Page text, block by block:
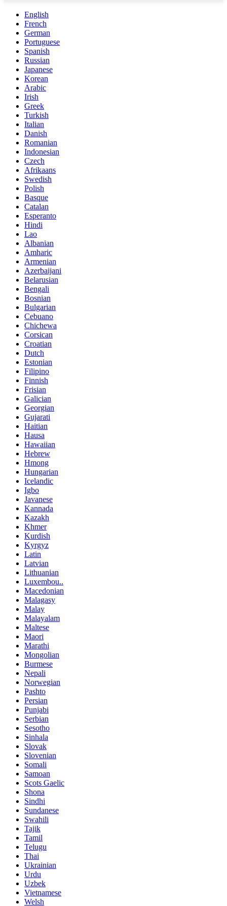
English
French
German
Portuguese
Spanish
Russian
Japanese
Korean
Arabic
Irish
Greek
Turkish
Italian
Danish
Romanian
Indonesian
Czech
Afrikaans
Swedish
Polish
Basque
Catalan
Esperanto
Hindi
Lao
Albanian
Amharic
Armenian
Azerbaijani
Belarusian
Bengali
Bosnian
Bulgarian
Cebuano
Chichewa
Corsican
Croatian
Dutch
Estonian
Filipino
Finnish
Frisian
Galician
Georgian
Gujarati
Haitian
Hausa
Hawaiian
Hebrew
Hmong
Hungarian
Icelandic
Igbo
Javanese
Kannada
Kazakh
Khmer
Kurdish
Kyrgyz
Latin
Latvian
Lithuanian
Luxembou..
Macedonian
Malagasy
Malay
Malayalam
Maltese
Maori
Marathi
Mongolian
Burmese
Nepali
Norwegian
Pashto
Persian
Punjabi
Serbian
Sesotho
Sinhala
Slovak
Slovenian
Somali
Samoan
Scots Gaelic
Shona
Sindhi
Sundanese
Swahili
Tajik
Tamil
Telugu
Thai
Ukrainian
Urdu
Uzbek
Vietnamese
Welsh